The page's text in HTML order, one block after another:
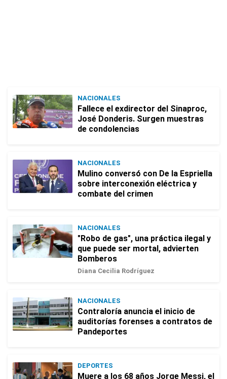
NACIONALES
Fallece el exdirector del Sinaproc,
José Donderis. Surgen muestras
de condolencias
NACIONALES
Mulino conversó con De la Espriella
sobre interconexión eléctrica y
combate del crimen
NACIONALES
"Robo de gas", una práctica ilegal y
que puede ser mortal, advierten
Bomberos
Diana Cecilia Rodríguez
NACIONALES
Contraloría anuncia el inicio de
auditorías forenses a contratos de
Pandeportes
DEPORTES
Muere a los 68 años Jorge Messi, el